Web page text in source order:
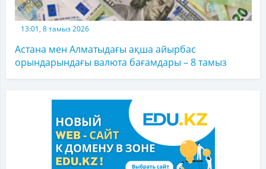
13:01, 8 тамыз 2026
Астана мен Алматыдағы ақша айырбас
орындарындағы валюта бағамдары – 8 тамыз